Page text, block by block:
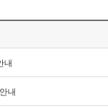
내
내